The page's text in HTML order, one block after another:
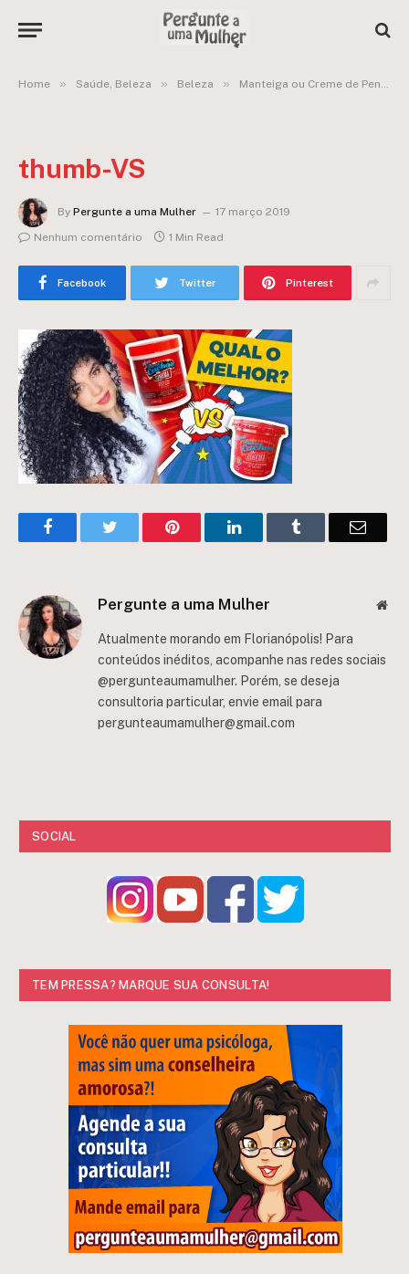
Home » Saúde, Beleza » Beleza » Manteiga ou Creme de Pentear nos Cabelos? Finalizei cada lado com uma opção + resultados e diferenças entre eles
thumb-VS
By Pergunte a uma Mulher
17 março 2019
Nenhum comentário
1 Min Read
Facebook Twitter Pinterest
FacebookTwitter Pinterest LinkedInTumblr Email
Pergunte a uma Mulher
Atualmente morando em Florianópolis! Para
conteúdos inéditos, acompanhe nas redes sociais
@pergunteaumamulher. Porém, se deseja
consultoria particular, envie email para
pergunteaumamulher@gmail.com
SOCIAL
TEM PRESSA? MARQUE SUA CONSULTA!